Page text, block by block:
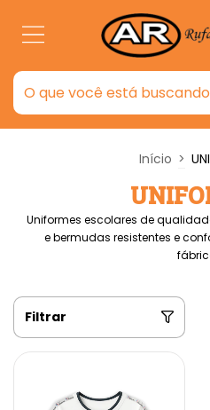
Início >
Uniformes escolares de
e bermudas resistentes e
Filtrar